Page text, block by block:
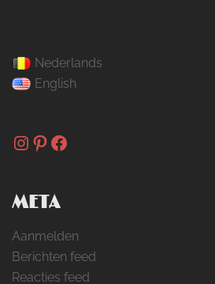
Nederlands
English
Instagram
Pinterest
Facebook
META
Aanmelden
Berichten feed
Reacties feed